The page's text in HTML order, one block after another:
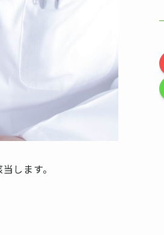
します。